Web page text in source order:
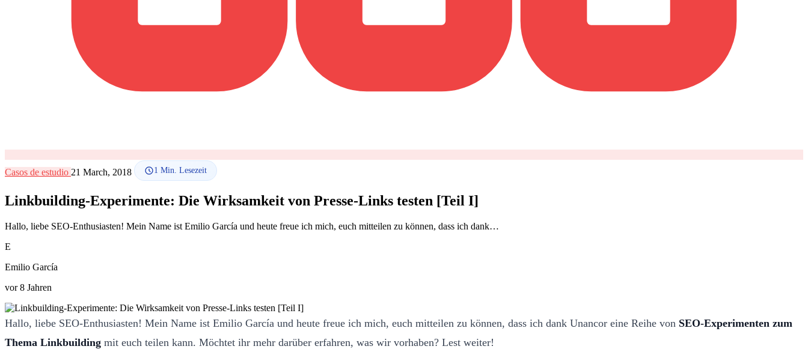
Casos de estudio 21 March, 2018 1 Min. Lesezeit
Linkbuilding-Experimente: Die Wirksamkeit von Presse-Links testen [Teil I]
Hallo, liebe SEO-Enthusiasten! Mein Name ist Emilio García und heute freue ich mich, euch mitteilen zu können, dass ich dank…
E
Emilio García
vor 8 Jahren
Hallo, liebe SEO-Enthusiasten! Mein Name ist Emilio García und heute freue ich mich, euch mitteilen zu können, dass ich dank Unancor eine Reihe von SEO-Experimenten zum
Thema Linkbuilding mit euch teilen kann. Möchtet ihr mehr darüber erfahren, was wir vorhaben? Lest weiter!